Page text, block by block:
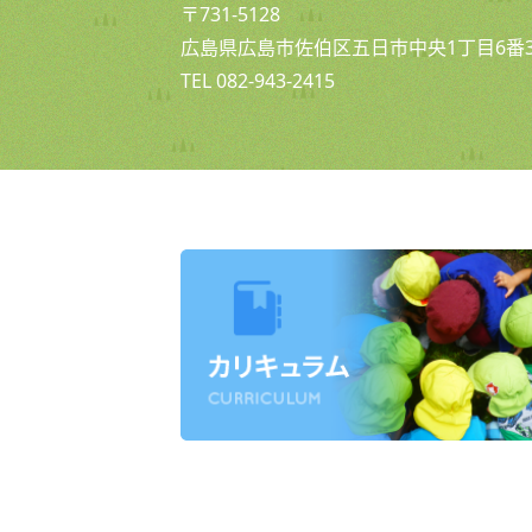
〒731-5128
広島県広島市佐伯区五日市中央1丁目6番
TEL 082-943-2415